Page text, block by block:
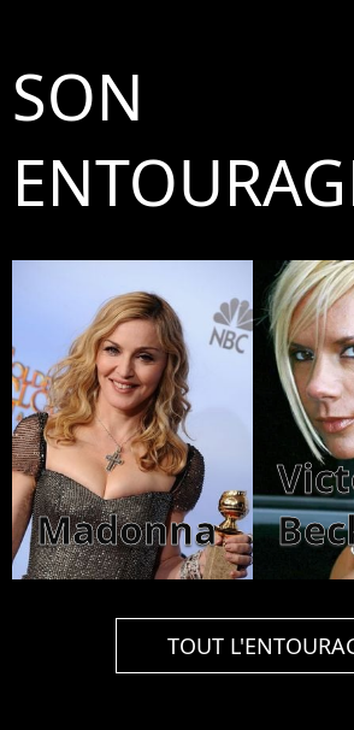
SON
Madonna
TOUT